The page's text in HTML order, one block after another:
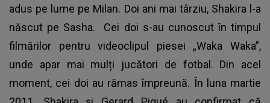
adus pe lume pe Milan. Doi ani mai târziu, Shakira l-a
născut pe Sasha. Cei doi s-au cunoscut în timpul
filmărilor pentru videoclipul piesei „Waka Waka”,
unde apar mai mulți jucători de fotbal. Din acel
moment, cei doi au rămas împreună. În luna martie